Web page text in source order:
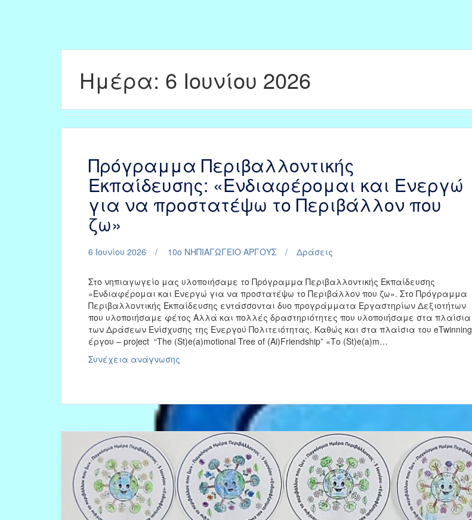
Ημέρα: 6 Ιουνίου 2026
Πρόγραμμα Περιβαλλοντικής
Εκπαίδευσης: «Ενδιαφέρομαι και Ενεργώ
για να προστατέψω το Περιβάλλον που
ζω»
6 Ιουνίου 2026 10ο ΝΗΠΙΑΓΩΓΕΙΟ ΑΡΓΟΥΣ Δράσεις
Στο νηπιαγωγείο μας υλοποιήσαμε το Πρόγραμμα Περιβαλλοντικής Εκπαίδευσης
«Ενδιαφέρομαι και Ενεργώ για να προστατέψω το Περιβάλλον που ζω». Στο Πρόγραμμα
Περιβαλλοντικής Εκπαίδευσης εντάσσονται δυο προγράμματα Εργαστηρίων Δεξιοτήτων
που υλοποιήσαμε φέτος Αλλά και πολλές δραστηριότητες που υλοποιήσαμε στα πλαίσια
των Δράσεων Ενίσχυσης της Ενεργού Πολιτειότητας. Καθώς και στα πλαίσια του eTwinning
έργου – project “The (St)e(a)motional Tree of (Ai)Friendship” «Το (St)e(a)m…
Συνέχεια ανάγνωσης
και
για
προστατέψω
το
Περιβάλλον
που
ζω»